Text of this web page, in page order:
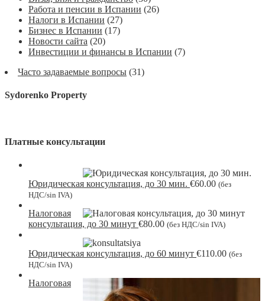
Работа и пенсии в Испании (26)
Налоги в Испании (27)
Бизнес в Испании (17)
Новости сайта (20)
Инвестиции и финансы в Испании (7)
Часто задаваемые вопросы (31)
Sydorenko Property
Платные консультации
Юридическая консультация, до 30 мин. €60.00 (без
НДС/sin IVA)
Налоговая
консультация, до 30 минут €80.00 (без НДС/sin IVA)
Юридическая консультация, до 60 минут €110.00 (без
НДС/sin IVA)
Налоговая